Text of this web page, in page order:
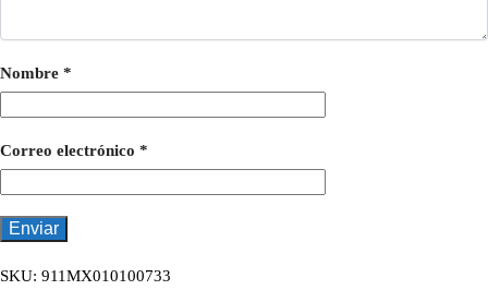
Nombre *
Correo electrónico *
SKU: 911MX010100733